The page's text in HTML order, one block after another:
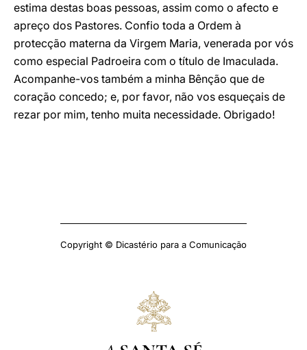
estima destas boas pessoas, assim como o afecto e
apreço dos Pastores. Confio toda a Ordem à
protecção materna da Virgem Maria, venerada por vós
como especial Padroeira com o título de Imaculada.
Acompanhe-vos também a minha Bênção que de
coração concedo; e, por favor, não vos esqueçais de
rezar por mim, tenho muita necessidade. Obrigado!
Copyright © Dicastério para a Comunicação